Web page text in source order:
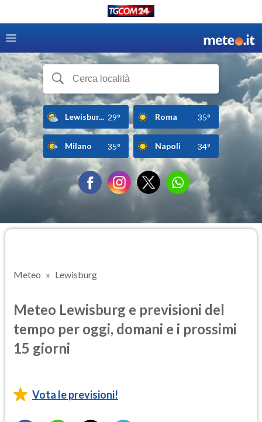
Lewisbur... 29° Roma 35°
Milano 35° Napoli 34°
Meteo Lewisburg
Meteo Lewisburg e previsioni del
tempo per oggi, domani e i prossimi
15 giorni
Vota le previsioni!